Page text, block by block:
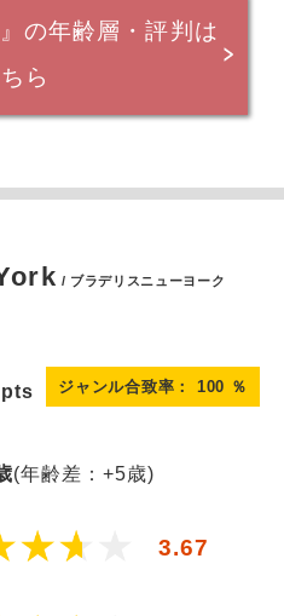
の年齢層・評判は
ら
/ ブラデリスニューヨーク
pts ジャンル合致率： 100 ％
(年齢差：+5歳)
3.67